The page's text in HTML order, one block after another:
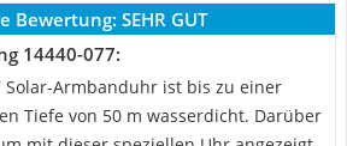
Bewertung: SEHR GUT
14440-077:
Solar-Armbanduhr ist bis zu einer
Tiefe von 50 m wasserdicht. Darüber